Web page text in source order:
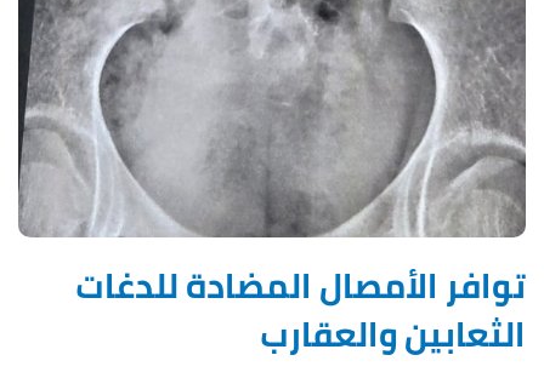
توافر الأمصال المضادة للدغات
الثعابين والعقارب